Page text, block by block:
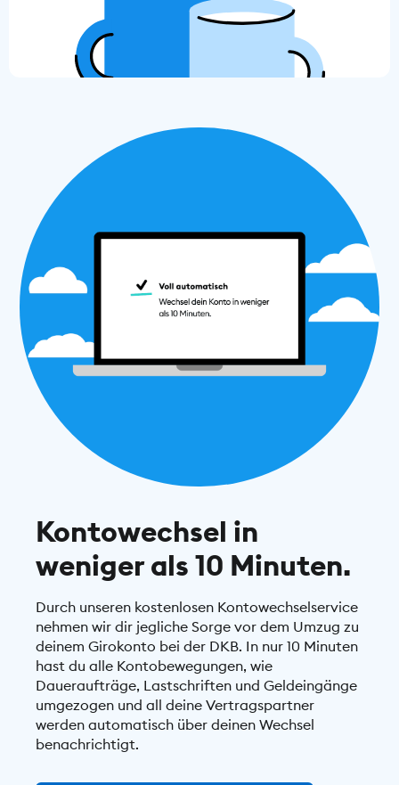
Kontowechsel in
weniger als 10 Minuten.
Durch unseren kostenlosen Kontowechselservice
nehmen wir dir jegliche Sorge vor dem Umzug zu
deinem Girokonto bei der DKB. In nur 10 Minuten
hast du alle Kontobewegungen, wie
Daueraufträge, Lastschriften und Geldeingänge
umgezogen und all deine Vertragspartner
werden automatisch über deinen Wechsel
benachrichtigt.